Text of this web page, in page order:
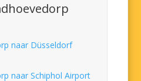
naar Düsseldorf
naar Schiphol Airport